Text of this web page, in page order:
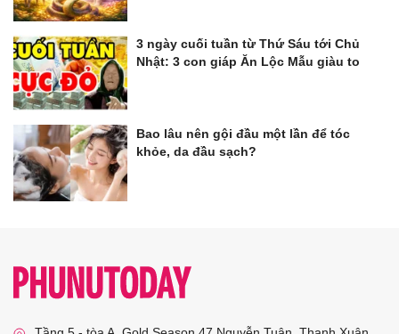
3 ngày cuối tuần từ Thứ Sáu tới Chủ
Nhật: 3 con giáp Ăn Lộc Mẫu giàu to
Bao lâu nên gội đầu một lần để tóc
khỏe, da đầu sạch?